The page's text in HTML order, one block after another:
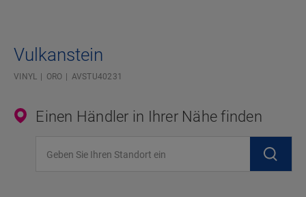
Vulkanstein
VINYL ORO AVSTU40231
Einen Händler in Ihrer Nähe finden